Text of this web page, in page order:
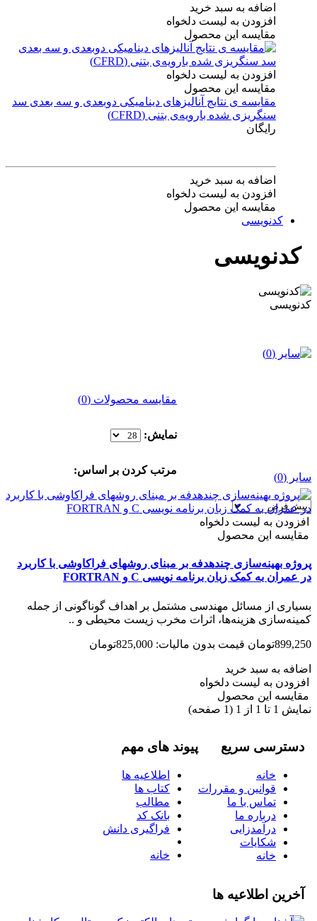
اضافه به سبد خرید
افزودن به لیست دلخواه
مقایسه این محصول
افزودن به لیست دلخواه
مقایسه این محصول
مقایسه ی‌ نتایج آنالیزهای‌ دینامیکی‌ دوبعدی‌ و‌ سه بعدی‌ سد
سنگریزی‌ شده با‌رویه‌ی‌ بتنی‌ (CFRD)
رایگان
اضافه به سبد خرید
افزودن به لیست دلخواه
مقایسه این محصول
کدنویسی
کدنویسی
کدنویسی
سایر (0)
مقایسه محصولات (0)
نمایش:
مرتب کردن بر اساس:
افزودن به لیست دلخواه
مقایسه این محصول
پروژه بهینه‌سازی چندهدفه بر مبنای روشهای فراکاوشی با کاربرد
در عمران به کمک زبان برنامه نویسی C و FORTRAN
بسیاری از مسائل مهندسی مشتمل بر اهداف گوناگونی از جمله
کمینه‌سازی هزینه‌ها، اثرات مخرب زیست محیطی و ..
899,250تومان قیمت بدون مالیات: 825,000تومان
اضافه به سبد خرید
افزودن به لیست دلخواه
مقایسه این محصول
نمایش 1 تا 1 از 1 (1 صفحه)
دسترسی سریع
خانه
قوانین و مقررات
تماس با ما
درباره ما
درآمدزایی
شکایات
خانه
پیوند های مهم
اطلاعیه ها
کتاب ها
مطالب
بانک کد
فراگیری دانش
خانه
آخرین اطلاعیه ها